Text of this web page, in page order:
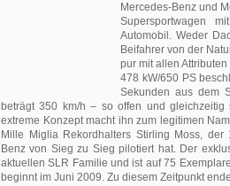
Mercedes-Benz und
Supersportwagen
Automobil. Weder
Beifahrer von der
pur mit allen
478 kW/650 PS
Sekunden aus dem
beträgt 350 km/h – so offen und
extreme Konzept macht ihn zum legitimen
Mille Miglia Rekordhalters Stirling Moss,
Benz von Sieg zu Sieg pilotiert hat. Der
aktuellen SLR Familie und ist auf 75
beginnt im Juni 2009. Zu diesem Zeitpunkt